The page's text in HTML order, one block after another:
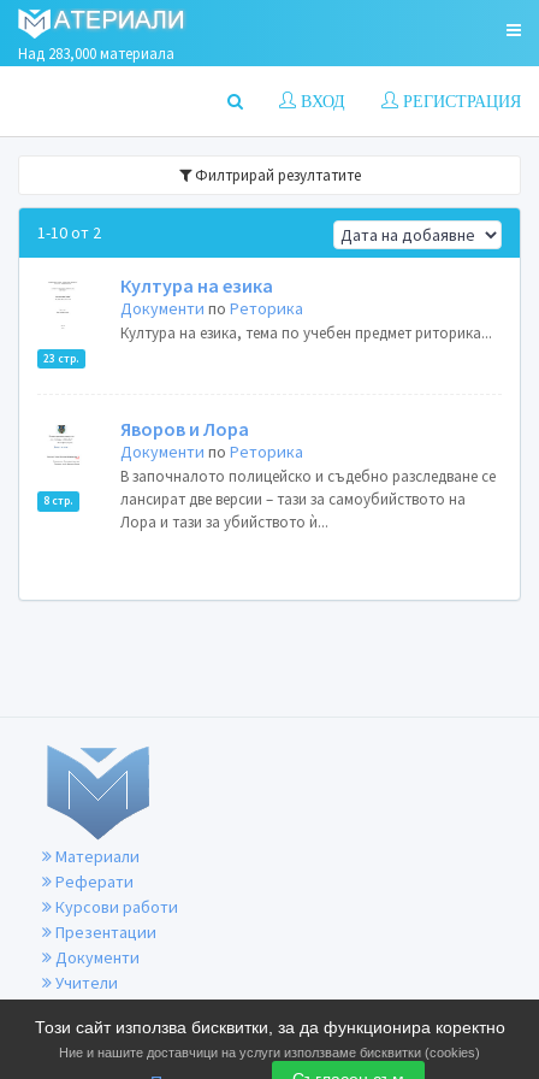
Над 283,000 материала
РЕГИСТРАЦИЯ
ВХОД
Филтрирай резултатите
1-10 от 2
23 стр.
Култура на езика
Документи поРеторика
Култура на езика, тема по учебен предмет риторика...
8 стр.
Яворов и Лора
Документи поРеторика
В започналото полицейско и съдебно разследване се
лансират две версии – тази за самоубийството на
Лора и тази за убийството ѝ...
Този сайт използва бисквитки, за да функционира коректно
Ние и нашите доставчици на услуги използваме бисквитки (cookies)
Материали
Реферати
Курсови работи
Презентации
Документи
Учители
Общи условия
Политика за бисквитките